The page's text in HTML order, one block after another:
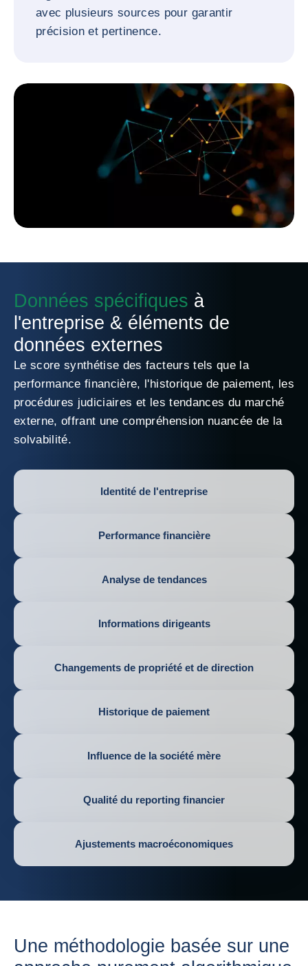
avec plusieurs sources pour garantir
précision et pertinence.
Données spécifiques à
l'entreprise & éléments de
données externes
Le score synthétise des facteurs tels que la
performance financière, l'historique de paiement, les
procédures judiciaires et les tendances du marché
externe, offrant une compréhension nuancée de la
solvabilité.
Identité de l'entreprise
Performance financière
Analyse de tendances
Informations dirigeants
Changements de propriété et de direction
Historique de paiement
Influence de la société mère
Qualité du reporting financier
Ajustements macroéconomiques
Une méthodologie basée sur une